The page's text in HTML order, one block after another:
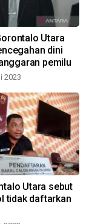
Utara
dini
pemilu
2023
Utara sebut
tidak daftarkan